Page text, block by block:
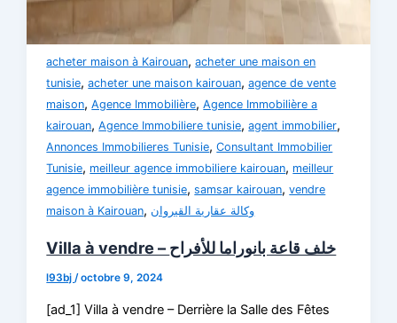
acheter maison à Kairouan,acheter une maison en
tunisie,acheter une maison kairouan,agence de vente
maison,Agence Immobilière,Agence Immobilière a
kairouan,Agence Immobiliere tunisie,agent immobilier,
Annonces Immobilieres Tunisie,Consultant Immobilier
Tunisie, meilleur agence immobiliere kairouan, meilleur
agence immobilière tunisie,samsar kairouan,vendre
maison à Kairouan, وكالة عقارية القيروان
Villa à vendre – خلف قاعة بانوراما للأفراح
l93bj/octobre 9, 2024
[ad_1] Villa à vendre – Derrière la Salle des Fêtes